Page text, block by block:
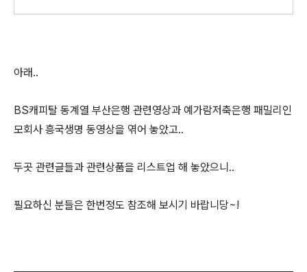
아래..
BS캐피탈 동계열 부산은행 관련영상과 예가람저축은행 패밀리인
모회사 흥국생명 동영상을 엮어 놓았고..
두곳 관련글들과 관련상품을 리스트업 해 놓았으니..
필요하신 분들은 한번정도 참조해 보시기 바랍니당~!